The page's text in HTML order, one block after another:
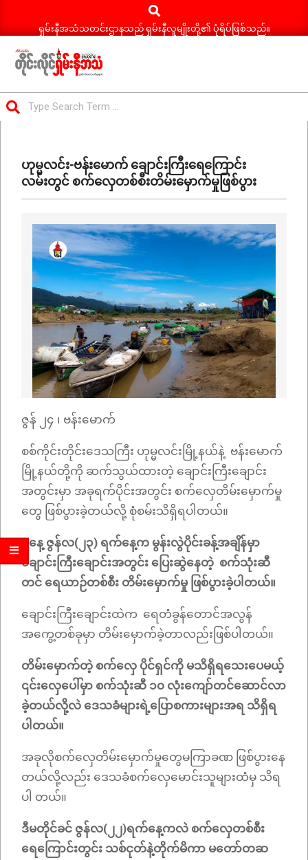
Search
ရှမ်းနီအသံသတင်းဌာနသည် ရှမ်းနီလူမျိုးတို့၏ ပုံရိပ်ဖြစ်သည်။
ရှမ်း
နီ
သတင်း
Menuဟုမ္မလင်း-ဗန်းမောက် ချောင်းကြီးရေကြောင်း
လမ်းတွင် စက်လှေတစ်စီးတိမ်းမှောက်မှုဖြစ်ပွား
ဇွန် ၂၄ ၊ ဗန်းမောက်
စစ်ကိုင်းတိုင်းဒေသကြီး ဟုမ္မလင်းမြို့နယ်နဲ့ ဗန်းမောက်
မြို့နယ်တို့ကို ဆက်သွယ်ထားတဲ့ ချောင်းကြီးချောင်း
အတွင်းမှာ အခုရက်ပိုင်းအတွင်း စက်လှေတိမ်းမှောက်မှု
တွေ ဖြစ်ပွားခဲ့တယ်လို့ စုံစမ်းသိရှိရပါတယ်။
မနေ့ ဇွန်လ(၂၃) ရက်နေ့က မွန်းလွဲပိုင်းခန့်အချိန်မှာ
ချောင်းကြီးချောင်းအတွင်း ပြေးဆွဲနေတဲ့ စက်သုံးဆီ
တင် ရေယာဉ်တစ်စီး တိမ်းမှောက်မှု ဖြစ်ပွားခဲ့ပါတယ်။
ချောင်းကြီးချောင်းထဲက ရေတံခွန်တောင်အလွန်
အကွေ့တစ်ခုမှာ တိမ်းမှောက်ခဲ့တာလည်းဖြစ်ပါတယ်။
တိမ်းမှောက်တဲ့ စက်လှေ ပိုင်ရှင်ကို မသိရှိရသေးပေမယ့်
၎င်းလှေပေါ်မှာ စက်သုံးဆီ ၁၀ လုံးကျော်တင်ဆောင်လာ
ခဲ့တယ်လို့လဲ ဒေသခံများရဲ့ပြောစကားများအရ သိရှိရ
ပါတယ်။
အခုလိုစက်လှေတိမ်းမှောက်မှုတွေမကြာခဏ ဖြစ်ပွားနေ
တယ်လို့လည်း ဒေသခံစက်လှေမောင်းသူများထံမှ သိရ
ပါ တယ်။
ဒီမတိုင်ခင် ဇွန်လ(၂၂)ရက်နေ့ကလဲ စက်လှေတစ်စီး
ရေကြောင်းတွင်း သစ်ငုတ်နဲ့တိုက်မိကာ မတော်တဆ